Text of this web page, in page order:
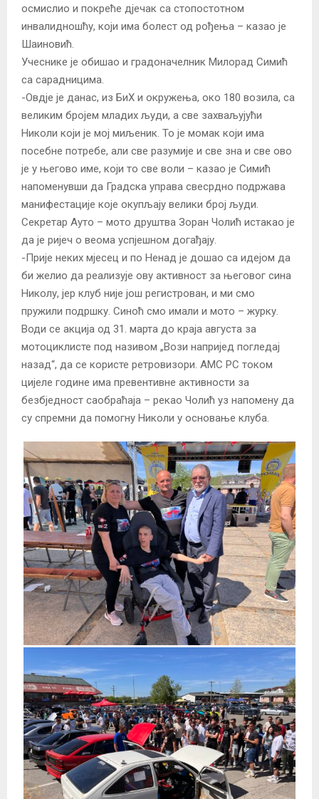
осмислио и покреће дјечак са стопостотном
инвалидношћу, који има болест од рођења – казао је
Шаиновић.
Учеснике је обишао и градоначелник Милорад Симић
са сарадницима.
-Овдје је данас, из БиХ и окружења, око 180 возила, са
великим бројем младих људи, а све захваљујући
Николи који је мој миљеник. То је момак који има
посебне потребе, али све разумије и све зна и све ово
је у његово име, који то све воли – казао је Симић
напоменувши да Градска управа свесрдно подржава
манифестације које окупљају велики број људи.
Секретар Ауто – мото друштва Зоран Чолић истакао је
да је ријеч о веома успјешном догађају.
-Прије неких мјесец и по Ненад је дошао са идејом да
би желио да реализује ову активност за његовог сина
Николу, јер клуб није још регистрован, и ми смо
пружили подршку. Синоћ смо имали и мото – журку.
Води се акција од 31. марта до краја августа за
мотоциклисте под називом „Вози напријед погледај
назад“, да се користе ретровизори. АМС РС током
цијеле године има превентивне активности за
безбједност саобраћаја – рекао Чолић уз напомену да
су спремни да помогну Николи у основање клуба.